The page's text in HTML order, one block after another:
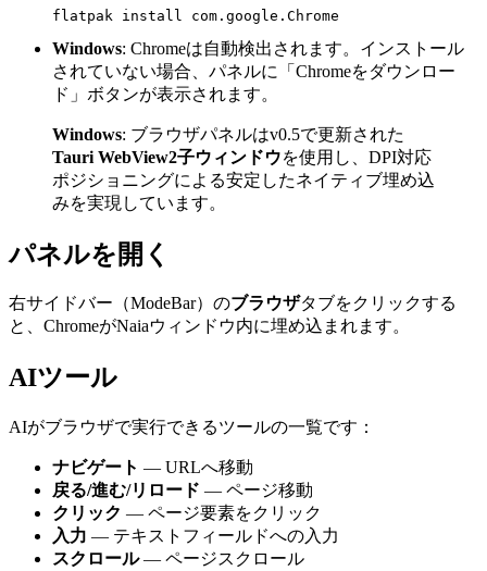
Windows: Chromeは自動検出されます。インストール
されていない場合、パネルに「Chromeをダウンロー
ド」ボタンが表示されます。
Windows: ブラウザパネルはv0.5で更新された
Tauri WebView2子ウィンドウを使用し、DPI対応
ポジショニングによる安定したネイティブ埋め込
みを実現しています。
パネルを開く
右サイドバー（ModeBar）のブラウザタブをクリックする
と、ChromeがNaiaウィンドウ内に埋め込まれます。
AIツール
AIがブラウザで実行できるツールの一覧です：
ナビゲート — URLへ移動
戻る/進む/リロード — ページ移動
クリック — ページ要素をクリック
入力 — テキストフィールドへの入力
スクロール— ページスクロール